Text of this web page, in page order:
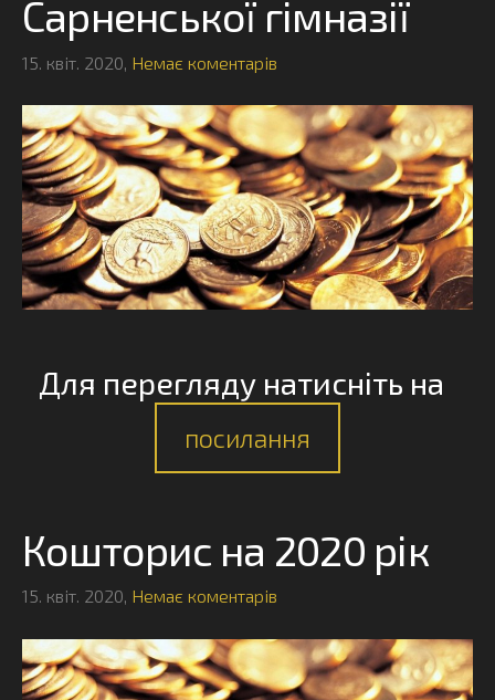
Сарненської гімназії
15. квіт. 2020, Немає коментарів
Для перегляду натисніть на
посилання
Кошторис на 2020 рік
15. квіт. 2020, Немає коментарів